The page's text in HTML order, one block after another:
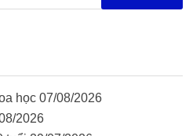
học 07/08/2026
2026